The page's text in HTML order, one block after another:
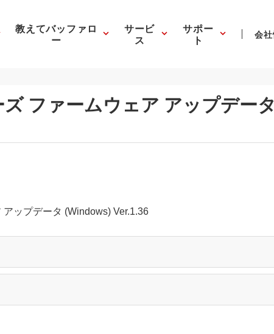
教えてバッファロ
ー
サービ
ス
サポー
ト 会
ファームウェア アップデー
ップデータ (Windows) Ver.1.36